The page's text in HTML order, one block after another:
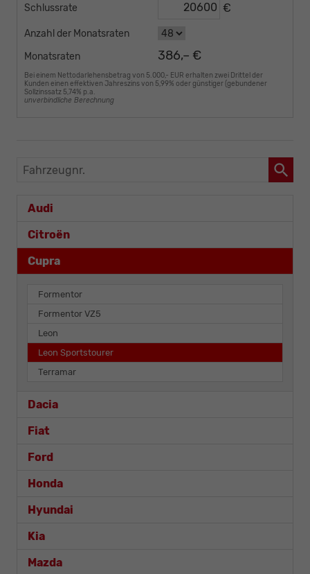
Schlussrate €
Anzahl der Monatsraten
Monatsraten
386,– €
Bei einem Nettodarlehensbetrag von 5.000,- EUR erhalten zwei Drittel der
Kunden einen effektiven Jahreszins von 5,99% oder günstiger (gebundener
Sollzinssatz 5,74% p.a.
unverbindliche Berechnung
Fahrzeugnr.
Audi
Citroën
Cupra
Formentor
Formentor VZ5
Leon
Leon Sportstourer
Terramar
Dacia
Fiat
Ford
Honda
Hyundai
Kia
Mazda